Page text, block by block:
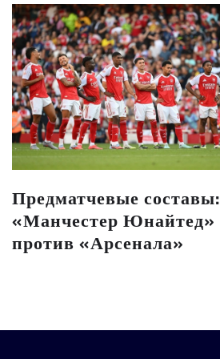
Предматчевые составы:
«Манчестер Юнайтед»
против «Арсенала»